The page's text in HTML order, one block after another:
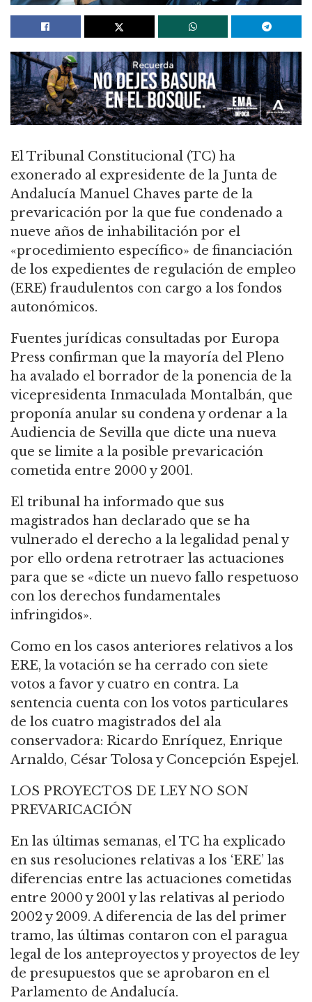
El Tribunal Constitucional (TC) ha
exonerado al expresidente de la Junta de
Andalucía Manuel Chaves parte de la
prevaricación por la que fue condenado a
nueve años de inhabilitación por el
«procedimiento específico» de financiación
de los expedientes de regulación de empleo
(ERE) fraudulentos con cargo a los fondos
autonómicos.
Fuentes jurídicas consultadas por Europa
Press confirman que la mayoría del Pleno
ha avalado el borrador de la ponencia de la
vicepresidenta Inmaculada Montalbán, que
proponía anular su condena y ordenar a la
Audiencia de Sevilla que dicte una nueva
que se limite a la posible prevaricación
cometida entre 2000 y 2001.
El tribunal ha informado que sus
magistrados han declarado que se ha
vulnerado el derecho a la legalidad penal y
por ello ordena retrotraer las actuaciones
para que se «dicte un nuevo fallo respetuoso
con los derechos fundamentales
infringidos».
Como en los casos anteriores relativos a los
ERE, la votación se ha cerrado con siete
votos a favor y cuatro en contra. La
sentencia cuenta con los votos particulares
de los cuatro magistrados del ala
conservadora: Ricardo Enríquez, Enrique
Arnaldo, César Tolosa y Concepción Espejel.
LOS PROYECTOS DE LEY NO SON
PREVARICACIÓN
En las últimas semanas, el TC ha explicado
en sus resoluciones relativas a los ‘ERE’ las
diferencias entre las actuaciones cometidas
entre 2000 y 2001 y las relativas al periodo
2002 y 2009. A diferencia de las del primer
tramo, las últimas contaron con el paragua
legal de los anteproyectos y proyectos de ley
de presupuestos que se aprobaron en el
Parlamento de Andalucía.